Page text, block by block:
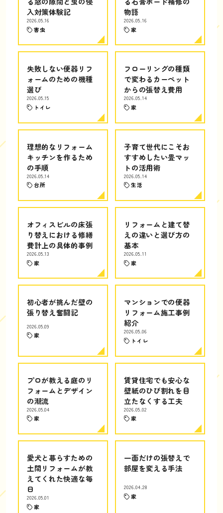
入対策体験記
2026.05.16
害虫
物語
2026.05.16
家
失敗しない便器リフ
ォームのための機種
選び
2026.05.15
トイレ
フローリングの種類
で変わるカーペット
からの張替え費用
2026.05.14
家
理想的なリフォーム
キッチンを作るため
の手順
2026.05.14
台所
子育て世代にこそお
すすめしたい畳マッ
トの活用術
2026.05.14
生活
オフィスビルの床張
り替えにおける修繕
費計上の具体的事例
2026.05.13
家
リフォームと建て替
えの違いと選び方の
基本
2026.05.11
家
初心者が挑んだ壁の
張り替え奮闘記
2026.05.09
家
マンションでの便器
リフォーム施工事例
紹介
2026.05.06
トイレ
プロが教える庭のリ
フォームとデザイン
の潮流
2026.05.04
家
賃貸住宅でも安心な
壁紙のひび割れを目
立たなくする工夫
2026.05.02
家
愛犬と暮らすための
土間リフォームが教
えてくれた快適な毎
日
2026.05.01
家
一面だけの張替えで
部屋を変える手法
2026.04.28
家